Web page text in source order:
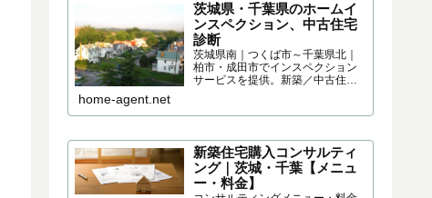
茨城県・千葉県のホームイ
ンスペクション、中古住宅
診断
茨城県南｜つくば市～千葉県北｜
柏市・成田市でインスペクション
サービスを提供。新築／中古住宅
い」「見たけど分からない」。こ
スペクション／住宅診断」です。
home-agent.net
新築住宅購入コンサルティ
ング｜茨城・千葉【メニュ
ー・料金】